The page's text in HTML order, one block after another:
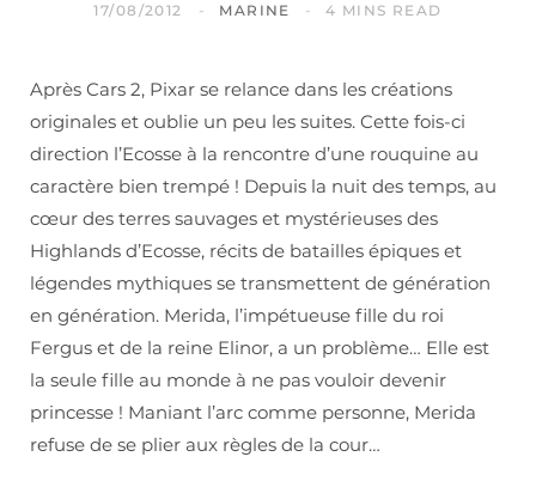
17/08/2012 MARINE 4 MINS READ
Après Cars 2, Pixar se relance dans les créations
originales et oublie un peu les suites. Cette fois-ci
direction l’Ecosse à la rencontre d’une rouquine au
caractère bien trempé ! Depuis la nuit des temps, au
cœur des terres sauvages et mystérieuses des
Highlands d’Ecosse, récits de batailles épiques et
légendes mythiques se transmettent de génération
en génération. Merida, l’impétueuse fille du roi
Fergus et de la reine Elinor, a un problème… Elle est
la seule fille au monde à ne pas vouloir devenir
princesse ! Maniant l’arc comme personne, Merida
refuse de se plier aux règles de la cour…